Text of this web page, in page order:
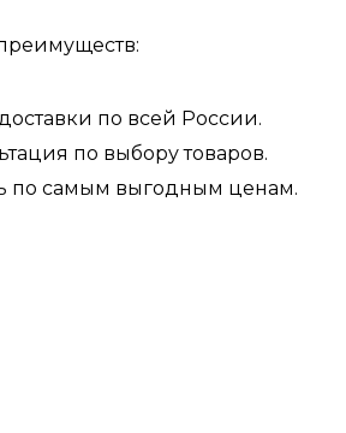
по всей России.
по выбору товаров.
по самым выгодным ценам.